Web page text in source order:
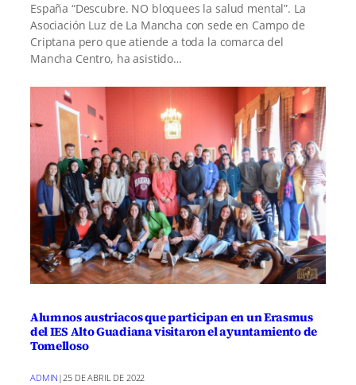
España “Descubre. NO bloquees la salud mental”. La
Asociación Luz de La Mancha con sede en Campo de
Criptana pero que atiende a toda la comarca del
Mancha Centro, ha asistido…
Alumnos austriacos que participan en un Erasmus
del IES Alto Guadiana visitaron el ayuntamiento de
Tomelloso
ADMIN |25 DE ABRIL DE 2022